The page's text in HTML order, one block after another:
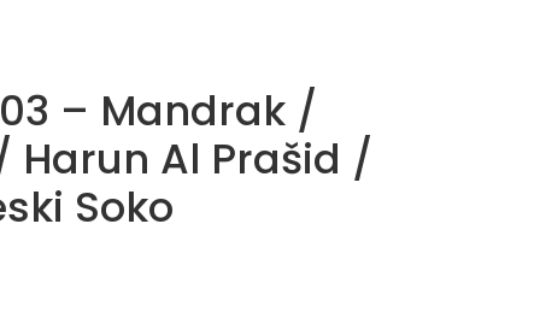
– Mandrak /
Harun Al Prašid /
Soko